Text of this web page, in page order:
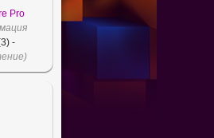
Pro
-